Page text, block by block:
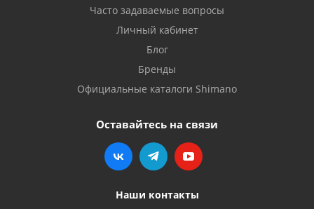
Часто задаваемые вопросы
Личный кабинет
Блог
Бренды
Официальные каталоги Shimano
Оставайтесь на связи
Наши контакты